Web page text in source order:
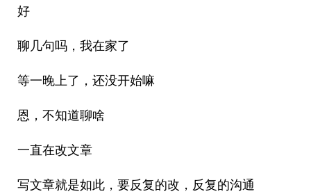
好
聊几句吗，我在家了
等一晚上了，还没开始嘛
恩，不知道聊啥
一直在改文章
写文章就是如此，要反复的改，反复的沟通